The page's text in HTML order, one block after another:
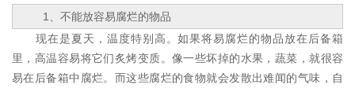
1、不能放容易腐烂的物品
现在是夏天，温度特别高。如果将易腐烂的物品放在后备箱
里，高温容易将它们炙烤变质。像一些坏掉的水果，蔬菜，就很容
易在后备箱中腐烂。而这些腐烂的食物就会发散出难闻的气味，自